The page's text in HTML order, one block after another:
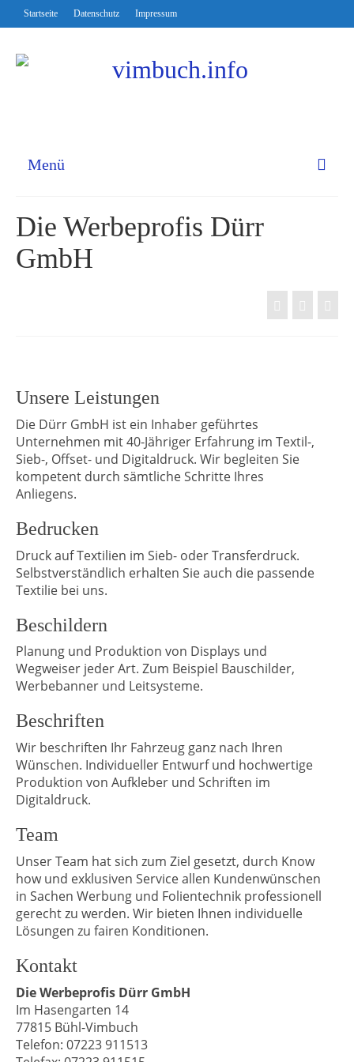
Startseite Datenschutz Impressum
Menü
Die Werbeprofis Dürr
GmbH
Unsere Leistungen
Die Dürr GmbH ist ein Inhaber geführtes
Unternehmen mit 40-Jähriger Erfahrung im Textil-,
Sieb-, Offset- und Digitaldruck. Wir begleiten Sie
kompetent durch sämtliche Schritte Ihres
Anliegens.
Bedrucken
Druck auf Textilien im Sieb- oder Transferdruck.
Selbstverständlich erhalten Sie auch die passende
Textilie bei uns.
Beschildern
Planung und Produktion von Displays und
Wegweiser jeder Art. Zum Beispiel Bauschilder,
Werbebanner und Leitsysteme.
Beschriften
Wir beschriften Ihr Fahrzeug ganz nach Ihren
Wünschen. Individueller Entwurf und hochwertige
Produktion von Aufkleber und Schriften im
Digitaldruck.
Team
Unser Team hat sich zum Ziel gesetzt, durch Know
how und exklusiven Service allen Kundenwünschen
in Sachen Werbung und Folientechnik professionell
gerecht zu werden. Wir bieten Ihnen individuelle
Lösungen zu fairen Konditionen.
Kontakt
Die Werbeprofis Dürr GmbH
Im Hasengarten 14
77815 Bühl-Vimbuch
Telefon: 07223 911513